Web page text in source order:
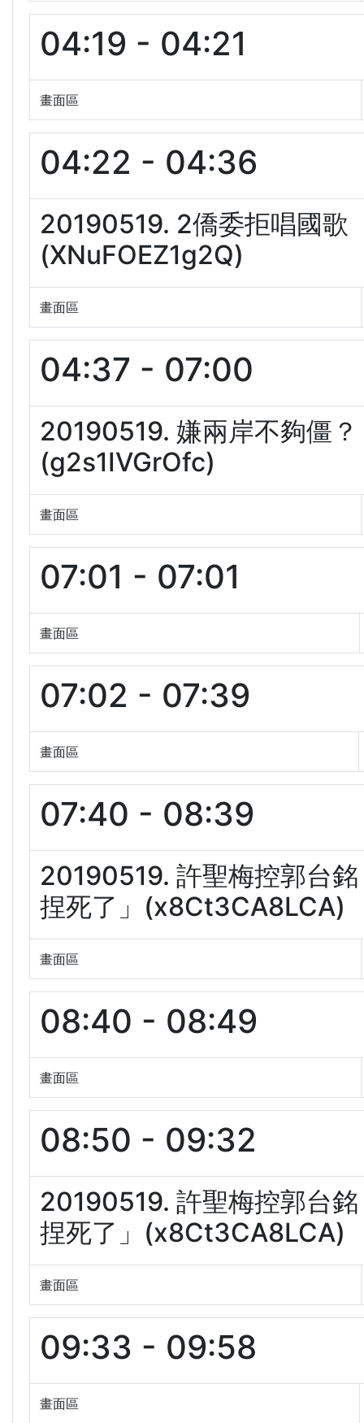
04:19 - 04:21
畫面區
04:22 - 04:36
20190519. 2僑委拒唱國
(XNuFOEZ1g2Q)
畫面區
04:37 - 07:00
20190519. 嫌兩岸不夠僵
(g2s1IVGrOfc)
畫面區
07:01 - 07:01
畫面區
07:02 - 07:39
畫面區
07:40 - 08:39
20190519. 許聖梅控郭台
捏死了」(x8Ct3CA8LCA)
畫面區
08:40 - 08:49
畫面區
08:50 - 09:32
20190519. 許聖梅控郭台
捏死了」(x8Ct3CA8LCA)
畫面區
09:33 - 09:58
畫面區